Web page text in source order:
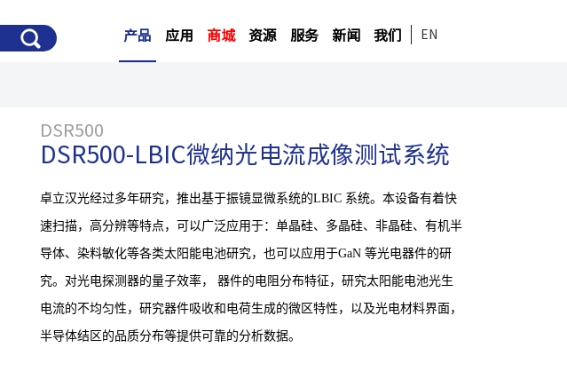
产品 应用 商城 资源 服务 新闻 我们 EN
DSR500
DSR500-LBIC微纳光电流成像测试系统
卓立汉光经过多年研究，推出基于振镜显微系统的LBIC 系统。本设备有着快
速扫描，高分辨等特点，可以广泛应用于：单晶硅、多晶硅、非晶硅、有机半
导体、染料敏化等各类太阳能电池研究，也可以应用于GaN 等光电器件的研
究。对光电探测器的量子效率， 器件的电阻分布特征，研究太阳能电池光生
电流的不均匀性，研究器件吸收和电荷生成的微区特性，以及光电材料界面，
半导体结区的品质分布等提供可靠的分析数据。